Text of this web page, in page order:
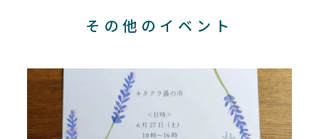
その他のイベント